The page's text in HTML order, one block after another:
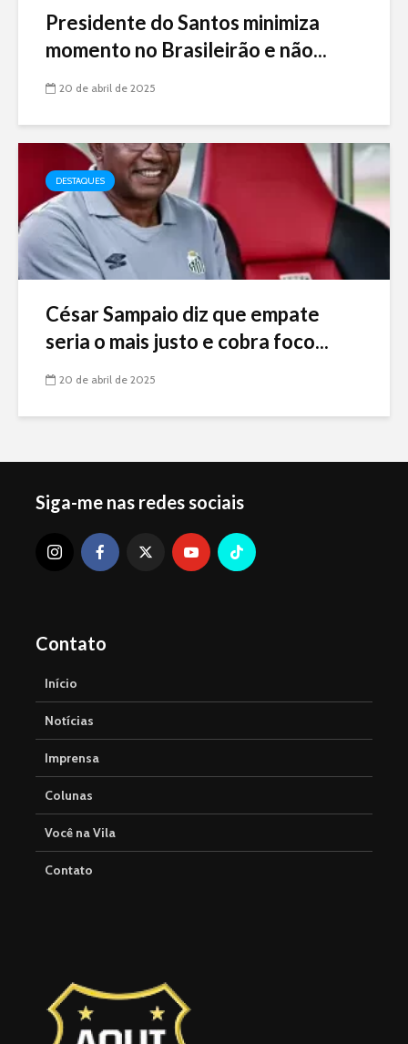
Presidente do Santos minimiza
momento no Brasileirão e não...
20 de abril de 2025
DESTAQUES
César Sampaio diz que empate
seria o mais justo e cobra foco...
20 de abril de 2025
Siga-me nas redes sociais
Contato
Início
Notícias
Imprensa
Colunas
Você na Vila
Contato